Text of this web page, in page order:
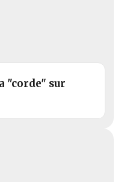
"corde" sur